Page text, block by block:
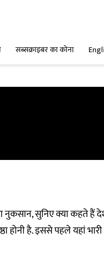
सब्सक्राइबर का कोना
नुकसान, सुनिए क्या कहते हैं
होनी है. इससे पहले यहां